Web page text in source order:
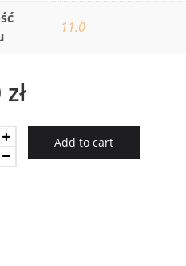
11.0
zł
Add to cart